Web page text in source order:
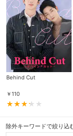
Behind Cut
￥110
除外キーワードで絞り込